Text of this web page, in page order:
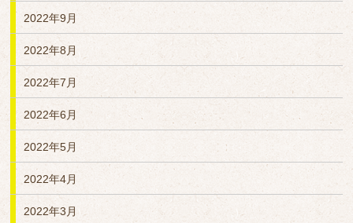
2022年9月
2022年8月
2022年7月
2022年6月
2022年5月
2022年4月
2022年3月